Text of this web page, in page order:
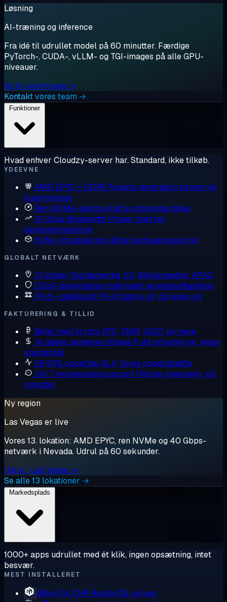
Løsning
AI-træning og inference
Fra idé til udrullet model på 60 minutter. Færdige
PyTorch-, CUDA-, vLLM- og TGI-images på alle GPU-
niveauer.
Se AI-workloads →
Kontakt vores team →
Funktioner
Hvad enhver Cloudzy-server har. Standard, ikke tilkøb.
YDEEVNE
AMD EPYC + DDR5 Nyeste generation kerner og
hukommelse
Ren NVMe-lagring Aldrig roterende diske
10 Gbps Bandwidth Planer med høj
gennemstrømning
KVM-virtualisering Ægte hardwareisolering
GLOBALT NETVÆRK
13 steder Nordamerika, EU, Mellemøsten, APAC
DDoS-beskyttelse Indbygget angrebsafbødning
IPv6 + dedikeret IPv4 Native v6, din egen v4
FAKTURERING & TILLID
Betal med krypto BTC, XMR, USDT og mere
14 dages pengene-tilbage Fuld refundering, ingen
spørgsmål
99,95% oppetids-SLAVores oppetidsløfte
24/7 menneskelig support Rigtige ingeniører, på
minutter
Ny region
Las Vegas er live
Vores 13. lokation: AMD EPYC, ren NVMe og 40 Gbps-
netværk i Nevada. Udrul på 60 sekunder.
Udrul i Las Vegas →
Se alle 13 lokationer →
1000+ apps udrullet med ét klik, ingen opsætning, intet
besvær.
MEST INSTALLERET
MikroTik CHR RouterOS i skyen